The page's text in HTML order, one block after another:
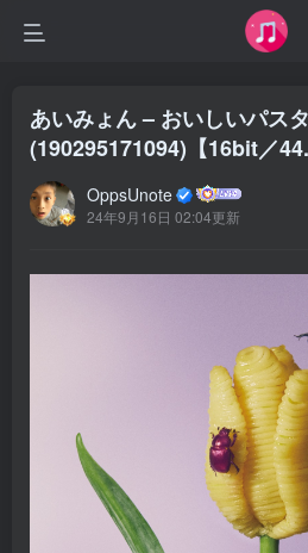
あいみょん – おいしいパス
(190295171094)【16bit／
OppsUnote
24年9月16日 02:04更新